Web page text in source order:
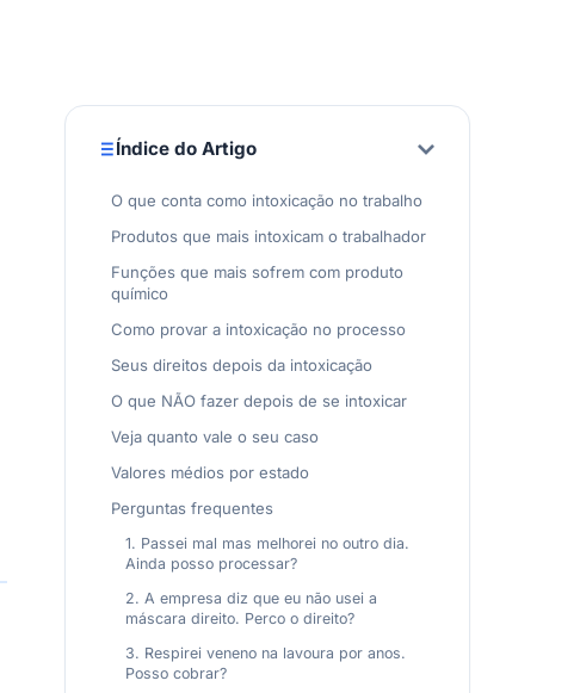
Índice do Artigo
O que conta como intoxicação no trabalho
Produtos que mais intoxicam o trabalhador
Funções que mais sofrem com produto
químico
Como provar a intoxicação no processo
Seus direitos depois da intoxicação
O que NÃO fazer depois de se intoxicar
Veja quanto vale o seu caso
Valores médios por estado
Perguntas frequentes
1. Passei mal mas melhorei no outro dia.
Ainda posso processar?
2. A empresa diz que eu não usei a
máscara direito. Perco o direito?
3. Respirei veneno na lavoura por anos.
Posso cobrar?